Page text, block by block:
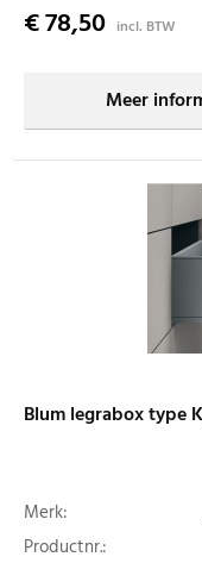
€ 78,50 incl. BTW
Meer
Blum legrabox type
Merk:
Productnr.: